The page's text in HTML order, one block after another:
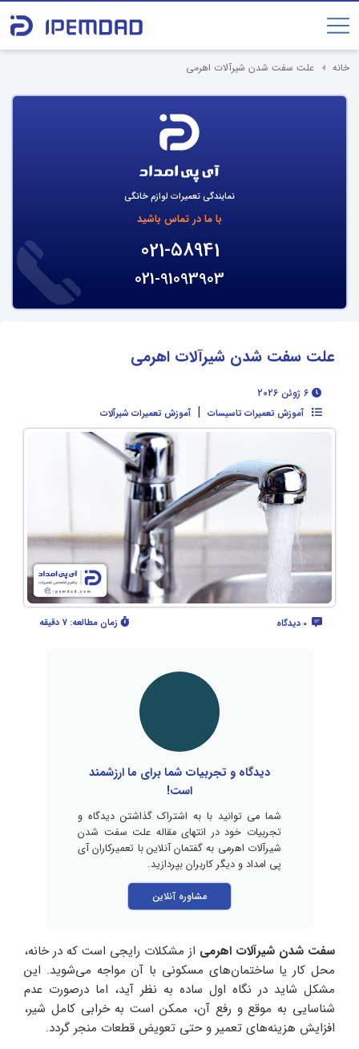
خانه علت سفت شدن شیرآلات اهرمی
نمایندگی تعمیرات لوازم خانگی
با ما در تماس باشید
021-58941
021-91093903
علت سفت شدن شیرآلات اهرمی
آموزش تعمیرات تاسیسات | آموزش تعمیرات شیرآلات
زمان مطالعه: 7 دقیقه
دیدگاه و تجربیات شما برای ما ارزشمند
است!
شما می توانید با به اشتراک گذاشتن دیدگاه و
تجربیات خود در انتهای مقاله علت سفت شدن
شیرآلات اهرمی به گفتمان آنلاین با تعمیرکاران آی
پی امداد و دیگر کاربران بپردازید.
مشاوره آنلاین
سفت شدن شیرآلات اهرمی از مشکلات رایجی است که در خانه،
محل کار یا ساختمان‌های مسکونی با آن مواجه می‌شوید. این
مشکل شاید در نگاه اول ساده به نظر آید، اما درصورت عدم
شناسایی به موقع و رفع آن، ممکن است به خرابی کامل شیر،
افزایش هزینه‌های تعمیر و حتی تعویض قطعات منجر گردد.